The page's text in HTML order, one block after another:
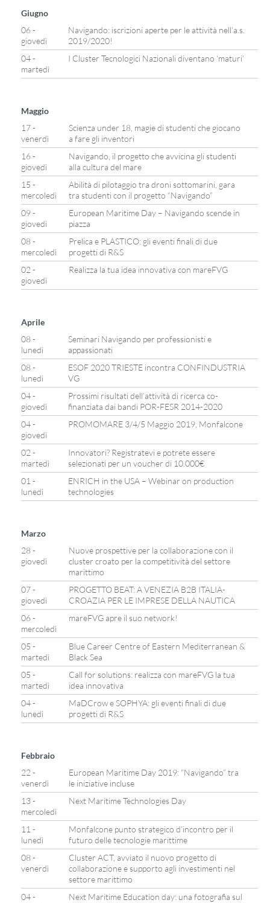
Giugno
06 -
giovedì
Navigando: iscrizioni aperte per le attività nell’a.s.
2019/2020!
04 -
martedì
I Cluster Tecnologici Nazionali diventano ‘maturi’
Maggio
17 -
venerdì
Scienza under 18, magie di studenti che giocano
a fare gli inventori
16 -
giovedì
Navigando, il progetto che avvicina gli studenti
alla cultura del mare
15 -
mercoledì
Abilità di pilotaggio tra droni sottomarini, gara
tra studenti con il progetto “Navigando”
09 -
giovedì
European Maritime Day – Navigando scende in
piazza
08 -
mercoledì
Prelica e PLASTICO: gli eventi finali di due
progetti di R&S
02 -
giovedì
Realizza la tua idea innovativa con mareFVG
Aprile
08 -
lunedì
Seminari Navigando per professionisti e
appassionati
08 -
lunedì
ESOF 2020 TRIESTE incontra CONFINDUSTRIA
VG
04 -
giovedì
Prossimi risultati dell’attività di ricerca co-
finanziata dai bandi POR-FESR 2014-2020
04 -
giovedì
PROMOMARE 3/4/5 Maggio 2019, Monfalcone
02 -
martedì
Innovatori? Registratevi e potrete essere
selezionati per un voucher di 10.000€
01 -
lunedì
ENRICH in the USA – Webinar on production
technologies
Marzo
28 -
giovedì
Nuove prospettive per la collaborazione con il
cluster croato per la competitività del settore
marittimo
07 -
giovedì
PROGETTO BEAT: A VENEZIA B2B ITALIA-
CROAZIA PER LE IMPRESE DELLA NAUTICA
06 -
mercoledì
mareFVG apre il suo network!
05 -
martedì
Blue Career Centre of Eastern Mediterranean &
Black Sea
05 -
martedì
Call for solutions: realizza con mareFVG la tua
idea innovativa
04 -
lunedì
MaDCrow e SOPHYA: gli eventi finali di due
progetti di R&S
Febbraio
22 -
venerdì
European Maritime Day 2019: “Navigando” tra
le iniziative incluse
13 -
mercoledì
Next Maritime Technologies Day
11 -
lunedì
Monfalcone punto strategico d’incontro per il
futuro delle tecnologie marittime
08 -
venerdì
Cluster ACT, avviato il nuovo progetto di
collaborazione e supporto agli investimenti nel
settore marittimo
04 -
Next Maritime Education day: una fotografia sul